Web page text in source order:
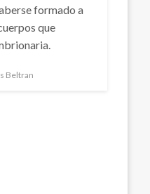
formado a
que
Beltran